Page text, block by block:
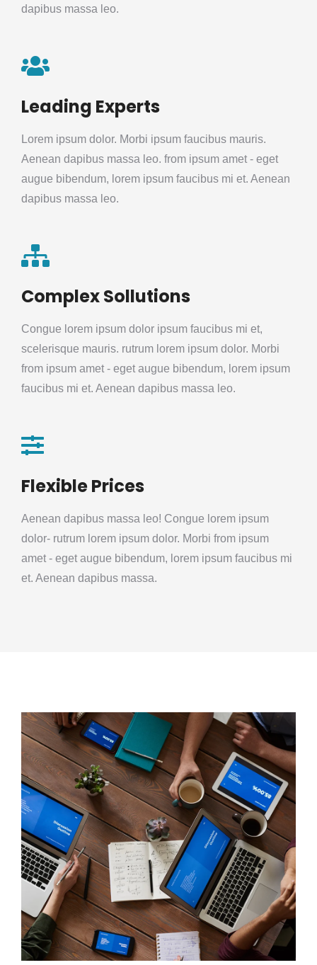
dapibus massa leo.
Leading Experts
Lorem ipsum dolor. Morbi ipsum faucibus mauris.
Aenean dapibus massa leo. from ipsum amet - eget
augue bibendum, lorem ipsum faucibus mi et. Aenean
dapibus massa leo.
Complex Sollutions
Congue lorem ipsum dolor ipsum faucibus mi et,
scelerisque mauris. rutrum lorem ipsum dolor. Morbi
from ipsum amet - eget augue bibendum, lorem ipsum
faucibus mi et. Aenean dapibus massa leo.
Flexible Prices
Aenean dapibus massa leo! Congue lorem ipsum
dolor- rutrum lorem ipsum dolor. Morbi from ipsum
amet - eget augue bibendum, lorem ipsum faucibus mi
et. Aenean dapibus massa.